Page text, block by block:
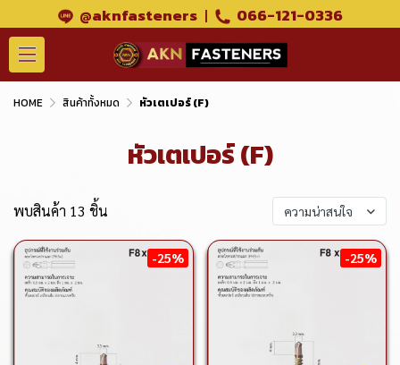
@aknfasteners | 066-121-0336
HOME สินค้าทั้งหมด หัวเตเปอร์ (F)
หัวเตเปอร์ (F)
พบสินค้า 13 ชิ้น ความน่าสนใจ
-25% -25%